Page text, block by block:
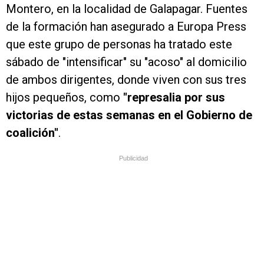
Montero, en la localidad de Galapagar. Fuentes
de la formación han asegurado a Europa Press
que este grupo de personas ha tratado este
sábado de "intensificar" su "acoso" al domicilio
de ambos dirigentes, donde viven con sus tres
hijos pequeños, como "represalia por sus
victorias de estas semanas en el Gobierno de
coalición".
Publicidad